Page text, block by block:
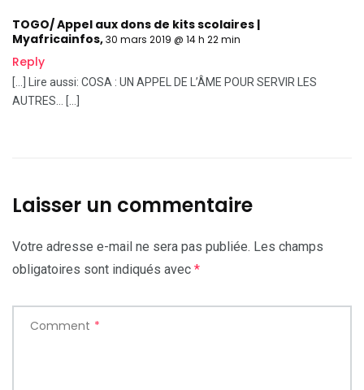
TOGO/ Appel aux dons de kits scolaires |
Myafricainfos,30 mars 2019 @ 14 h 22 min
Reply
[…] Lire aussi: COSA : UN APPEL DE L’ÂME POUR SERVIR LES
AUTRES… […]
Laisser un commentaire
Votre adresse e-mail ne sera pas publiée. Les champs
obligatoires sont indiqués avec *
Comment *